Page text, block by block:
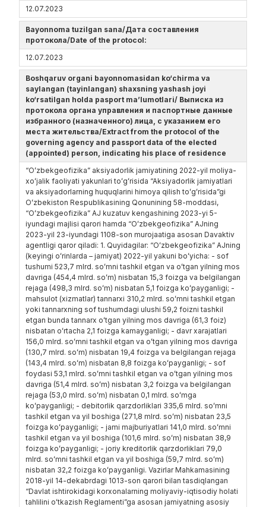
12.07.2023
Bayonnoma tuzilgan sana/Дата составления
протокола/Date of the protocol:
12.07.2023
Boshqaruv organi bayonnomasidan ko‘chirma va
saylangan (tayinlangan) shaxsning yashash joyi
ko‘rsatilgan holda pasport ma’lumotlari/ Выписка из
протокола органа управления и паспортные данные
избранного (назначенного) лица, с указанием его
места жительства/Extract from the protocol of the
governing agency and passport data of the elected
(appointed) person, indicating his place of residence
“Oʻzbekgeofizika” aksiyadorlik jamiyatining 2022-yil moliya-
xoʻjalik faoliyati yakunlari toʻgʻrisida “Aksiyadorlik jamiyatlari
va aksiyadorlarning huquqlarini himoya qilish toʻgʻrisida”gi
Oʻzbekiston Respublikasining Qonunining 58-moddasi,
“Oʻzbekgeofizika” AJ kuzatuv kengashining 2023-yi 5-
iyundagi majlisi qarori hamda “Oʻzbekgeofizika” AJning
2023-yil 23-iyundagi 1108-son murojaatiga asosan Davaktiv
agentligi qaror qiladi: 1. Quyidagilar: “Oʻzbekgeofizika” AJning
(keyingi oʻrinlarda – jamiyat) 2022-yil yakuni boʻyicha: - sof
tushumi 523,7 mlrd. soʻmni tashkil etgan va oʻtgan yilning mos
davriga (454,4 mlrd. soʻm) nisbatan 15,3 foizga va belgilangan
rejaga (498,3 mlrd. soʻm) nisbatan 5,1 foizga koʻpayganligi; -
mahsulot (xizmatlar) tannarxi 310,2 mlrd. soʻmni tashkil etgan
yoki tannarxning sof tushumdagi ulushi 59,2 foizni tashkil
etgan bunda tannarx oʻtgan yilning mos davriga (61,3 foiz)
nisbatan oʻrtacha 2,1 foizga kamayganligi; - davr xarajatlari
156,0 mlrd. soʻmni tashkil etgan va oʻtgan yilning mos davriga
(130,7 mlrd. soʻm) nisbatan 19,4 foizga va belgilangan rejaga
(143,4 mlrd. soʻm) nisbatan 8,8 foizga koʻpayganligi; - sof
foydasi 53,1 mlrd. soʻmni tashkil etgan va oʻtgan yilning mos
davriga (51,4 mlrd. soʻm) nisbatan 3,2 foizga va belgilangan
rejaga (53,0 mlrd. soʻm) nisbatan 0,1 mlrd. soʻmga
koʻpayganligi; - debitorlik qarzdorliklari 335,6 mlrd. soʻmni
tashkil etgan va yil boshiga (271,8 mlrd. soʻm) nisbatan 23,5
foizga koʻpayganligi; - jami majburiyatlari 141,0 mlrd. soʻmni
tashkil etgan va yil boshiga (101,6 mlrd. soʻm) nisbatan 38,9
foizga koʻpayganligi; - joriy kreditorlik qarzdorliklari 79,0
mlrd. soʻmni tashkil etgan va yil boshiga (59,7 mlrd. soʻm)
nisbatan 32,2 foizga koʻpayganligi. Vazirlar Mahkamasining
2018-yil 14-dekabrdagi 1013-son qarori bilan tasdiqlangan
“Davlat ishtirokidagi korxonalarning moliyaviy-iqtisodiy holati
tahlilini oʻtkazish Reglamenti”ga asosan jamiyatning asosiy